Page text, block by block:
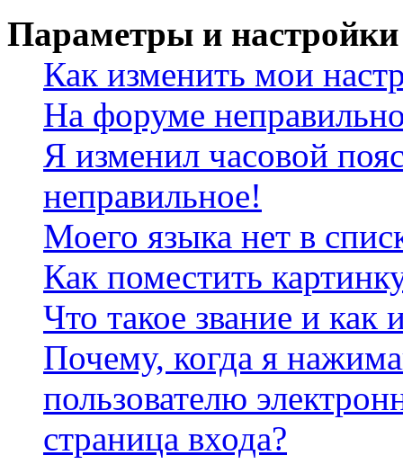
Параметры и настройки
Как изменить мои
На форуме
Я изменил часовой
неправильное!
Моего языка нет в
Как поместить
Что такое звание и как
Почему, когда я
пользователю
страница входа?